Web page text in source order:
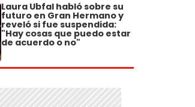
Laura Ubfal habló sobre su
futuro en Gran Hermano y
reveló si fue suspendida:
"Hay cosas que puedo estar
de acuerdo o no"